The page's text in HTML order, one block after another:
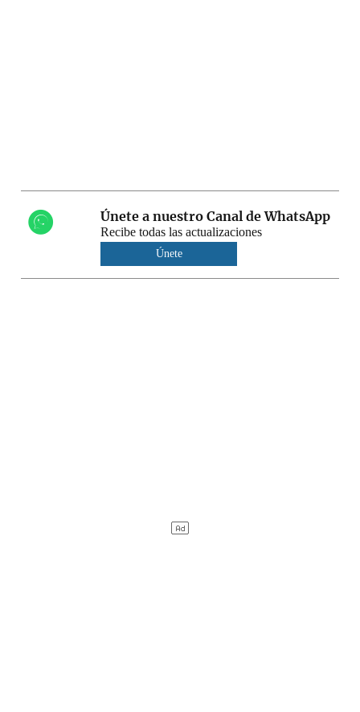
Únete a nuestro Canal de WhatsApp
Recibe todas las actualizaciones
Únete